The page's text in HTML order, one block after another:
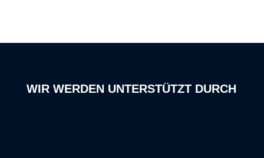
WIR WERDEN UNTERSTÜTZT DURCH